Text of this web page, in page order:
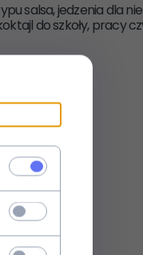
salsa, jedzenia dla
do szkoły, pracy